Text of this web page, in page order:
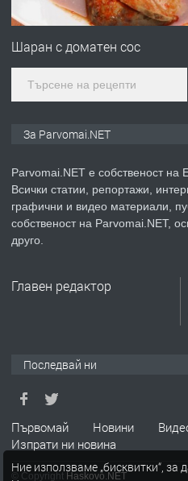
ПРЕДЛАГА
Първи
ПРЕДЛАГА Уроци по
ТЪРСИ Търсим
Шаран с доматен сос
За Parvomai.NET
Parvomai.NET е собственост
Всички статии, репортажи,
графични и видео материали,
собственост на Parvomai.NET,
друго.
Главен редактор
Последвай ни
Първомай Новини
Изпрати ни новина
© Copyright Haskovo.NET
Ние използваме „бисквитки“,